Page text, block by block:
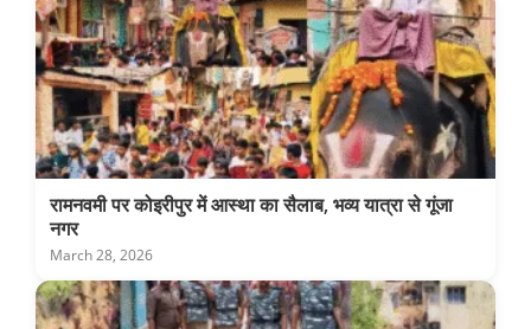
रामनवमी पर कोइरीपुर में आस्था का सैलाब, भव्य यात्रा से गूंजा
नगर
March 28, 2026